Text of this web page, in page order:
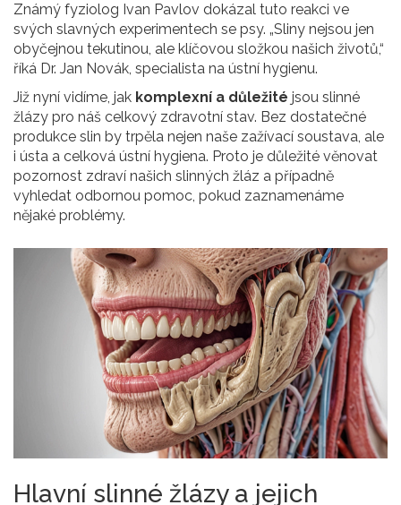
Známý fyziolog Ivan Pavlov dokázal tuto reakci ve
svých slavných experimentech se psy. „Sliny nejsou jen
obyčejnou tekutinou, ale klíčovou složkou našich životů,“
říká Dr. Jan Novák, specialista na ústní hygienu.
Již nyní vidíme, jak komplexní a důležité jsou slinné
žlázy pro náš celkový zdravotní stav. Bez dostatečné
produkce slin by trpěla nejen naše zažívací soustava, ale
i ústa a celková ústní hygiena. Proto je důležité věnovat
pozornost zdraví našich slinných žláz a případně
vyhledat odbornou pomoc, pokud zaznamenáme
nějaké problémy.
Hlavní slinné žlázy a jejich